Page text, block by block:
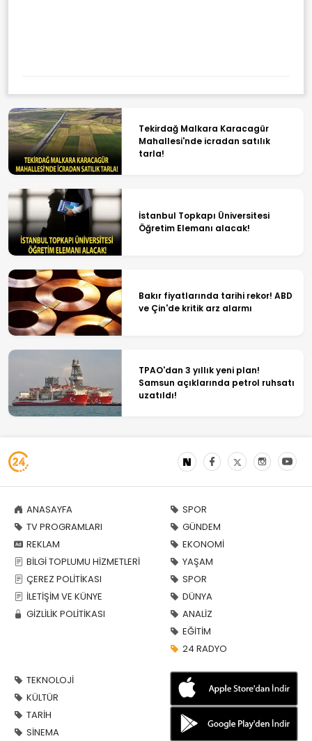
Tekirdağ Malkara Karacagür
Mahallesi'nde icradan satılık
tarla!
İstanbul Topkapı Üniversitesi
Öğretim Elemanı alacak!
Bakır fiyatlarında tarihi rekor! ABD
ve Çin'de kritik arz alarmı
TPAO'dan 3 yıllık yeni plan!
Samsun açıklarında petrol ruhsatı
uzatıldı!
ANASAYFA
TV PROGRAMLARI
REKLAM
BİLGİ TOPLUMU HİZMETLERİ
ÇEREZ POLİTİKASI
İLETİŞİM VE KÜNYE
GİZLİLİK POLİTİKASI
SPOR
GÜNDEM
EKONOMİ
YAŞAM
SPOR
DÜNYA
ANALİZ
EĞİTİM
24 RADYO
TEKNOLOJİ
KÜLTÜR
TARİH
SİNEMA